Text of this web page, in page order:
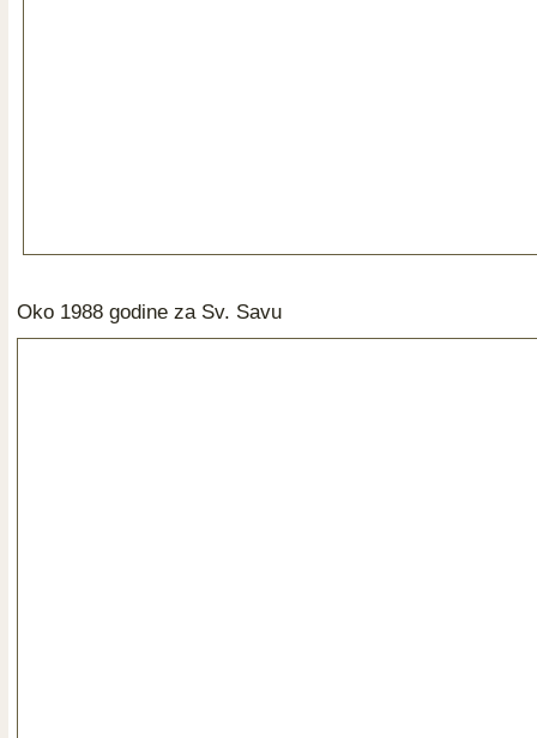
Oko 1988 godine za Sv. Savu